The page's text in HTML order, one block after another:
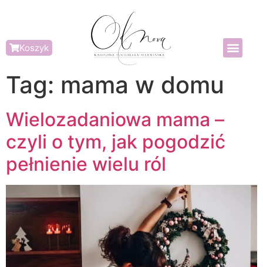
Koszyk
Tag: mama w domu
Wielozadaniowa mama –
czyli o tym, jak pogodzić
pełnienie wielu ról